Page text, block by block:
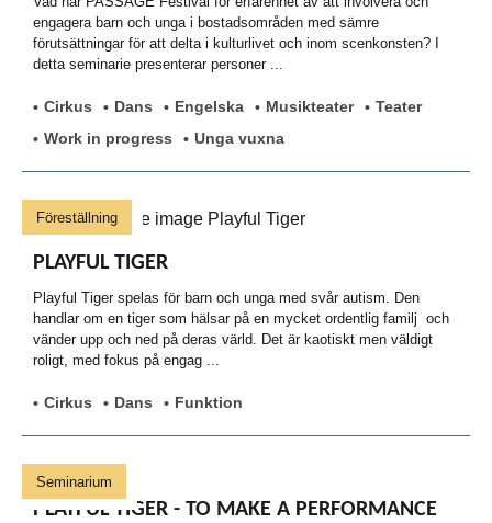
engagera barn och unga i bostadsområden med sämre
förutsättningar för att delta i kulturlivet och inom scenkonsten? I
detta seminarie presenterar personer ...
Cirkus Dans Engelska Musikteater
Teater
Work in progress
Unga vuxna
PLAYFUL TIGER
Föreställning
Playful Tiger spelas för barn och unga med svår autism. Den
handlar om en tiger som hälsar på en mycket ordentlig familj och
vänder upp och ned på deras värld. Det är kaotiskt men väldigt
roligt, med fokus på engag ...
Cirkus Dans Funktion
PLAYFUL TIGER - TO MAKE A PERFORMANCE
Seminarium